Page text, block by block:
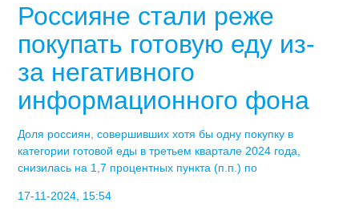
Россияне стали реже
покупать готовую еду из-
за негативного
информационного фона
Доля россиян, совершивших хотя бы одну покупку в
категории готовой еды в третьем квартале 2024 года,
снизилась на 1,7 процентных пункта (п.п.) по
17-11-2024, 15:54